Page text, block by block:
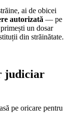
ai de obicei
autorizată — pe
un dosar
din străinătate.
judiciar
pe oricare pentru